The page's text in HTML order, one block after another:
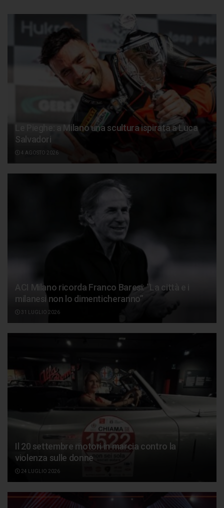
Le Pieghe: a Milano una scultura ispirata a Luca
Salvadori
4 AGOSTO 2026
ACI Milano ricorda Franco Baresi: “La città e i
milanesi non lo dimenticheranno”
31 LUGLIO 2026
Il 20 settembre motori in marcia contro la
violenza sulle donne
24 LUGLIO 2026